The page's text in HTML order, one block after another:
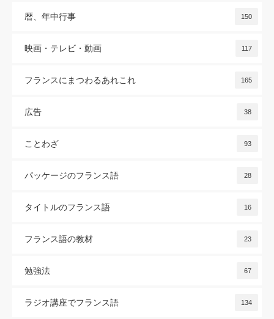
暦、年中行事 150
映画・テレビ・動画 117
フランスにまつわるあれこれ 165
広告 38
ことわざ 93
パッケージのフランス語 28
タイトルのフランス語 16
フランス語の教材 23
勉強法 67
ラジオ講座でフランス語 134